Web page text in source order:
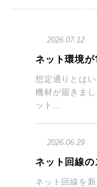
2026.07.12
ネット環境
想定通りとは
機材が届きま
ット...
2026.06.29
ネット回線の
ネット回線を